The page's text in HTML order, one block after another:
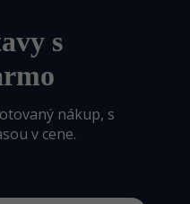
s
nákup, s
v cene.